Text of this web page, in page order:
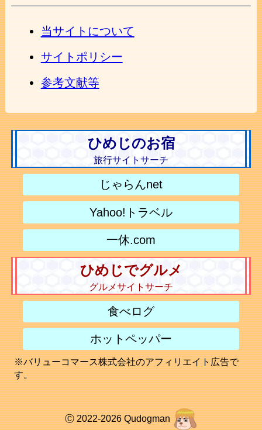
当サイトについて
サイトポリシー
参考文献等
ひめじのお宿
旅行サイトサーチ
じゃらんnet
Yahoo!トラベル
一休.com
ひめじでグルメ
グルメサイトサーチ
食べログ
ホットペッパー
※バリューコマース株式会社のアフィリエイト広告で
す。
Ⓒ 2022-2026 Qudogman